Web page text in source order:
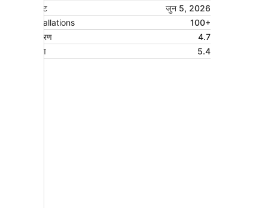
पछिल्लो अपडेट
जुन 5, 2026
Active installations
100+
वर्डप्रेस संस्करण
4.7
PHP संस्करण
5.4